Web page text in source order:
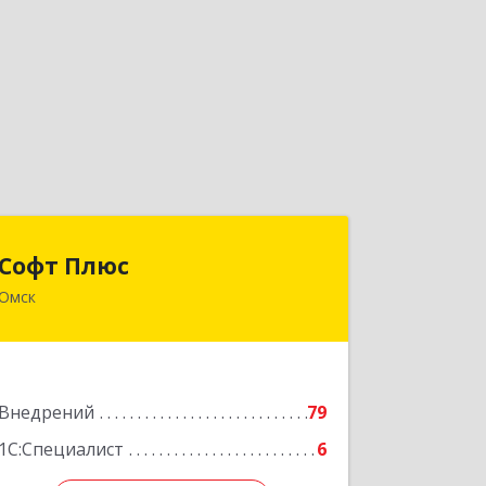
Софт Плюс
Внедрений
79
1С:Специалист
6